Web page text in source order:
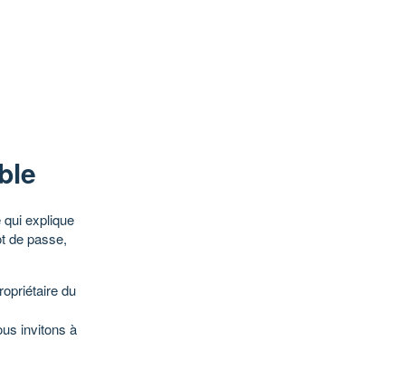
qui explique
de passe,
du
invitons à